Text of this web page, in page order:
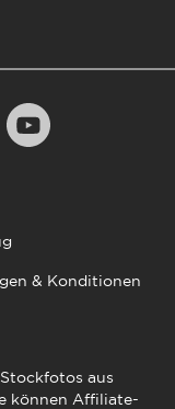
aus
können Affiliate-
& Konditionen